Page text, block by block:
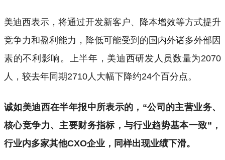
美迪西表示，将通过开发新客户、降本增效等方式提升
竞争力和盈利能力，降低可能受到的国内外诸多外部因
素的不利影响。上半年，美迪西研发人员数量为2070
人，较去年同期2710人大幅下降约24个百分点。
诚如美迪西在半年报中所表示的，“公司的主营业务、
核心竞争力、主要财务指标，与行业趋势基本一致”，
行业内多家其他CXO企业，同样出现业绩下滑。